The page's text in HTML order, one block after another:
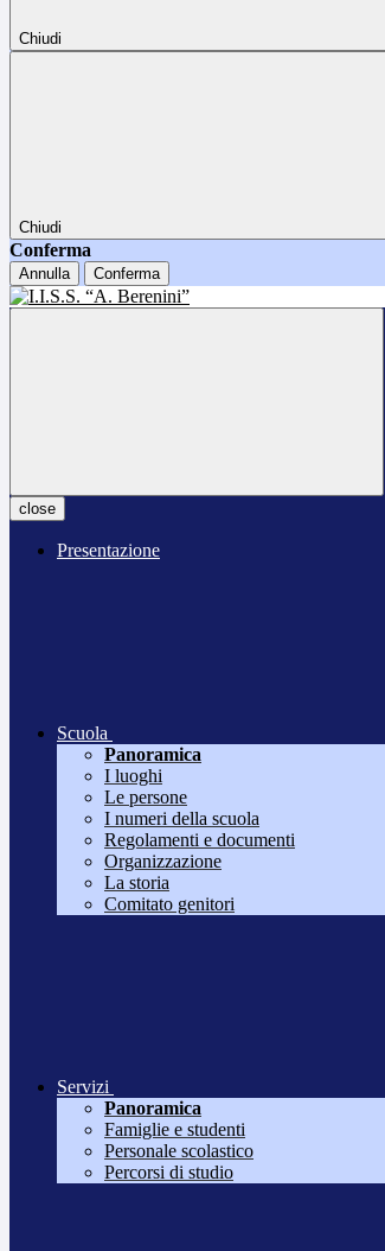
Chiudi
Chiudi
Conferma
Annulla Conferma
close
Presentazione
Scuola
Panoramica
I luoghi
Le persone
I numeri della scuola
Regolamenti e documenti
Organizzazione
La storia
Comitato genitori
Servizi
Panoramica
Famiglie e studenti
Personale scolastico
Percorsi di studio